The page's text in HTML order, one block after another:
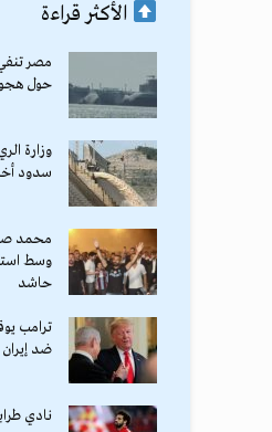
الأكثر قراءة
مصر
حول
وزارة
سدود
محمد
وسط
حاشد
ترامب
ضد إيران
نادي